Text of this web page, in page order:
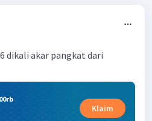
dikali akar pangkat dari
Klaim